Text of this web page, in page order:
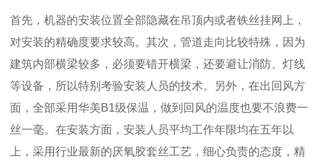
首先，机器的安装位置全部隐藏在吊顶内或者铁丝挂网上，
对安装的精确度要求较高。其次，管道走向比较特殊，因为
建筑内部横梁较多，必须要错开横梁，还要避让消防、灯线
等设备，所以特别考验安装人员的技术。另外，在出回风方
面，全部采用华美B1级保温，做到回风的温度也要不浪费一
丝一毫。在安装方面，安装人员平均工作年限均在五年以
上，采用行业最新的厌氧胶套丝工艺，细心负责的态度，精